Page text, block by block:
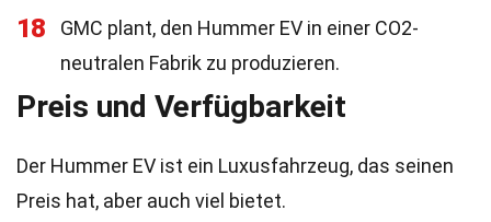
18
GMC plant, den Hummer EV in einer CO2-
neutralen Fabrik zu produzieren.
Preis und Verfügbarkeit
Der Hummer EV ist ein Luxusfahrzeug, das seinen
Preis hat, aber auch viel bietet.